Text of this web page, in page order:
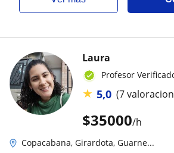
$35000/h
Laura
Profesor
★ 5,0 (7
Copacabana, Girardota, Guarne...